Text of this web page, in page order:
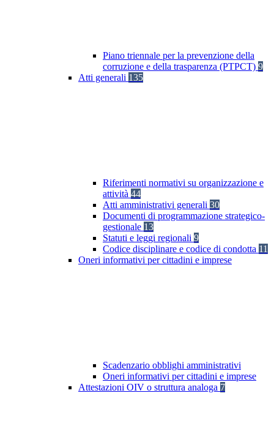
Piano triennale per la prevenzione della
corruzione e della trasparenza (PTPCT) 9
Atti generali 135
Riferimenti normativi su organizzazione e
attività 44
Atti amministrativi generali 30
Documenti di programmazione strategico-
gestionale 13
Statuti e leggi regionali 9
Codice disciplinare e codice di condotta 11
Oneri informativi per cittadini e imprese
Scadenzario obblighi amministrativi
Oneri informativi per cittadini e imprese
Attestazioni OIV o struttura analoga 7